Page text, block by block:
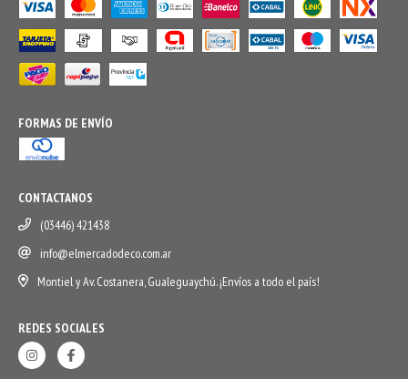
FORMAS DE ENVÍO
CONTACTANOS
(03446) 421438
info@elmercadodeco.com.ar
Montiel y Av. Costanera, Gualeguaychú. ¡Envíos a todo el país!
REDES SOCIALES